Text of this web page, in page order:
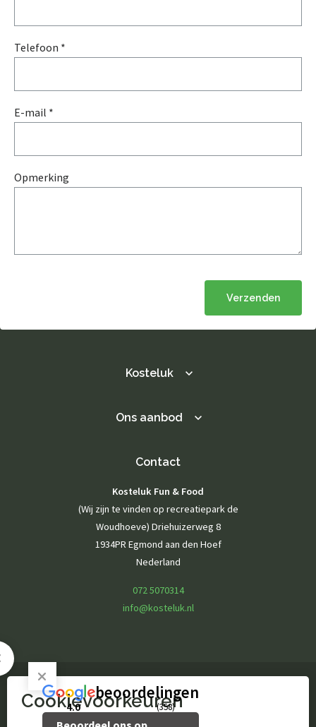
Telefoon *
E-mail *
Opmerking
Verzenden
Kosteluk
Ons aanbod
Contact
Kosteluk Fun & Food
(Wij zijn te vinden op recreatiepark de
Woudhoeve) Driehuizerweg 8
1934PR Egmond aan den Hoef
Nederland
072 5070314
info@kosteluk.nl
© Kosteluk Fun & Food
beoordelingen
4.0 (358)
Cookievoorkeuren